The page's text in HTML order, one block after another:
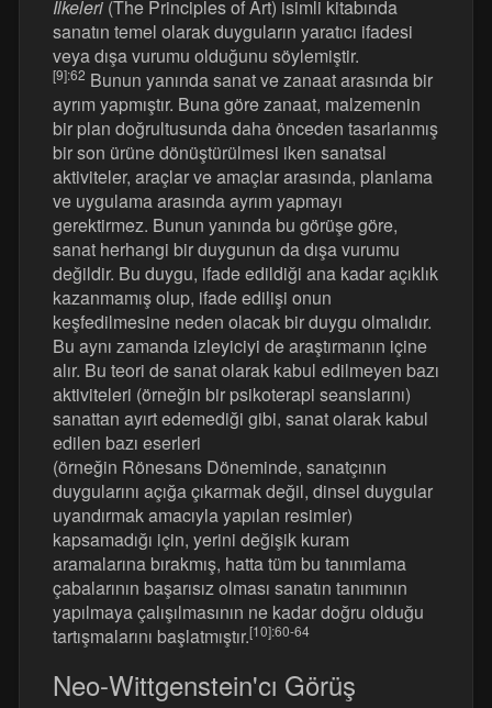
İlkeleri(The Principles of Art) isimli kitabında
sanatın temel olarak duyguların yaratıcı ifadesi
veya dışa vurumu olduğunu söylemiştir.
[9]:62 Bunun yanında sanat ve zanaat arasında bir
ayrım yapmıştır. Buna göre zanaat, malzemenin
bir plan doğrultusunda daha önceden tasarlanmış
bir son ürüne dönüştürülmesi iken sanatsal
aktiviteler, araçlar ve amaçlar arasında, planlama
ve uygulama arasında ayrım yapmayı
gerektirmez. Bunun yanında bu görüşe göre,
sanat herhangi bir duygunun da dışa vurumu
değildir. Bu duygu, ifade edildiği ana kadar açıklık
kazanmamış olup, ifade edilişi onun
keşfedilmesine neden olacak bir duygu olmalıdır.
Bu aynı zamanda izleyiciyi de araştırmanın içine
alır. Bu teori de sanat olarak kabul edilmeyen bazı
aktiviteleri (örneğin bir psikoterapi seanslarını)
sanattan ayırt edemediği gibi, sanat olarak kabul
edilen bazı eserleri
(örneğin Rönesans Döneminde, sanatçının
duygularını açığa çıkarmak değil, dinsel duygular
uyandırmak amacıyla yapılan resimler)
kapsamadığı için, yerini değişik kuram
aramalarına bırakmış, hatta tüm bu tanımlama
çabalarının başarısız olması sanatın tanımının
yapılmaya çalışılmasının ne kadar doğru olduğu
tartışmalarını başlatmıştır.[10]:60-64
Neo-Wittgenstein'cı Görüş